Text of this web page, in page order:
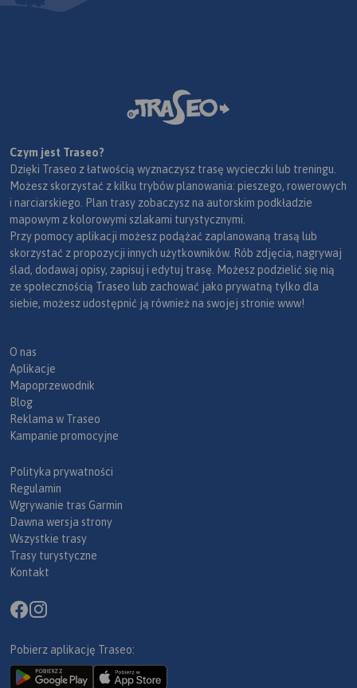
Czym jest Traseo?
Dzięki Traseo z łatwością wyznaczysz trasę wycieczki lub treningu.
Możesz skorzystać z kilku trybów planowania: pieszego, rowerowych
i narciarskiego. Plan trasy zobaczysz na autorskim podkładzie
mapowym z kolorowymi szlakami turystycznymi.
Przy pomocy aplikacji możesz podążać zaplanowaną trasą lub
skorzystać z propozycji innych użytkowników. Rób zdjęcia, nagrywaj
ślad, dodawaj opisy, zapisuj i edytuj trasę. Możesz podzielić się nią
ze społecznością Traseo lub zachować jako prywatną tylko dla
siebie, możesz udostępnić ją również na swojej stronie www!
O nas
Aplikacje
Mapoprzewodnik
Blog
Reklama w Traseo
Kampanie promocyjne
Polityka prywatności
Regulamin
Wgrywanie tras Garmin
Dawna wersja strony
Wszystkie trasy
Trasy turystyczne
Kontakt
Pobierz aplikację Traseo: